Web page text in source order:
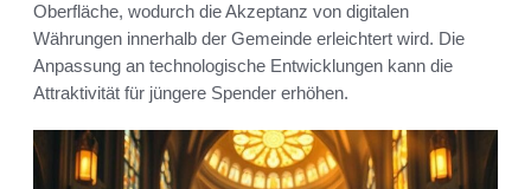
Oberfläche, wodurch die Akzeptanz von digitalen
Währungen innerhalb der Gemeinde erleichtert wird. Die
Anpassung an technologische Entwicklungen kann die
Attraktivität für jüngere Spender erhöhen.